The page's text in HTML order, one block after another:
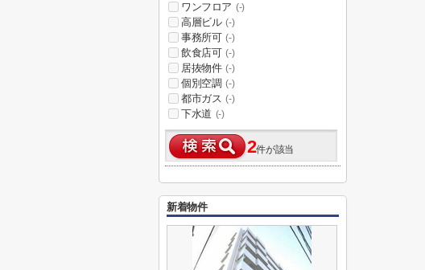
ワンフロア (-)
高層ビル (-)
事務所可 (-)
飲食店可 (-)
居抜物件 (-)
個別空調 (-)
都市ガス (-)
下水道 (-)
2件が該当
新着物件